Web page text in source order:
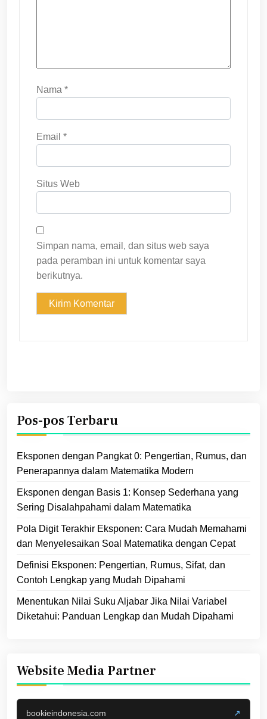
Nama *
Email *
Situs Web
Simpan nama, email, dan situs web saya
pada peramban ini untuk komentar saya
berikutnya.
Pos-pos Terbaru
Eksponen dengan Pangkat 0: Pengertian, Rumus, dan
Penerapannya dalam Matematika Modern
Eksponen dengan Basis 1: Konsep Sederhana yang
Sering Disalahpahami dalam Matematika
Pola Digit Terakhir Eksponen: Cara Mudah Memahami
dan Menyelesaikan Soal Matematika dengan Cepat
Definisi Eksponen: Pengertian, Rumus, Sifat, dan
Contoh Lengkap yang Mudah Dipahami
Menentukan Nilai Suku Aljabar Jika Nilai Variabel
Diketahui: Panduan Lengkap dan Mudah Dipahami
Website Media Partner
bookieindonesia.com ↗